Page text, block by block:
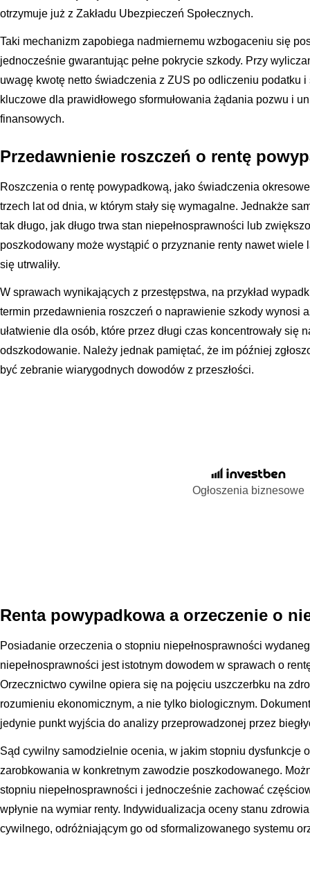
otrzymuje już z Zakładu Ubezpieczeń Społecznych.
Taki mechanizm zapobiega nadmiernemu wzbogaceniu się
jednocześnie gwarantując pełne pokrycie szkody. Przy
uwagę kwotę netto świadczenia z ZUS po odliczeniu podatku
kluczowe dla prawidłowego sformułowania żądania pozwu i
finansowych.
Przedawnienie roszczeń o rentę
Roszczenia o rentę powypadkową, jako świadczenia
trzech lat od dnia, w którym stały się wymagalne. Jednakże
tak długo, jak długo trwa stan niepełnosprawności lub
poszkodowany może wystąpić o przyznanie renty nawet
się utrwaliły.
W sprawach wynikających z przestępstwa, na przykład
termin przedawnienia roszczeń o naprawienie szkody wynosi
ułatwienie dla osób, które przez długi czas koncentrowały się
odszkodowanie. Należy jednak pamiętać, że im później
być zebranie wiarygodnych dowodów z przeszłości.
Ogłoszenia biznesowe
Renta powypadkowa a orzeczenie o
Posiadanie orzeczenia o stopniu niepełnosprawności
niepełnosprawności jest istotnym dowodem w sprawach o
Orzecznictwo cywilne opiera się na pojęciu uszczerbku na
rozumieniu ekonomicznym, a nie tylko biologicznym.
jedynie punkt wyjścia do analizy przeprowadzonej przez
Sąd cywilny samodzielnie ocenia, w jakim stopniu dysfunkcje
zarobkowania w konkretnym zawodzie poszkodowanego.
stopniu niepełnosprawności i jednocześnie zachować
wpłynie na wymiar renty. Indywidualizacja oceny stanu
cywilnego, odróżniającym go od sformalizowanego systemu